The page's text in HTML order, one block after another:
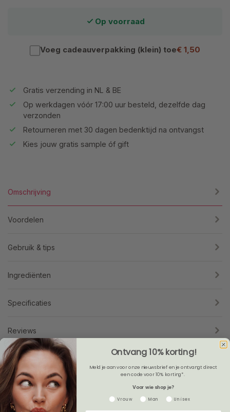
Op voorraad
Voeg cadeauverpakking (klein) toe€ 1,50
Gratis verzending in NL & BE
Op werkdagen vóór 17:00 uur besteld, dezelfde dag
verzonden
Retourneren met 30 dagen bedenktijd na ontvangst
Kies jouw gratis sample óf gift
Omschrijving
Voordelen
Gebruik & tips
Ingrediënten
Specificaties
Reviews
Leaflet
Veelgestelde vragen
Ontvang 10% korting!
Meld je aan voor onze nieuwsbrief en je ontvangt direct
een code voor 10% korting*.
Voor wie shop je?
Gender
Vrouw Man Unisex